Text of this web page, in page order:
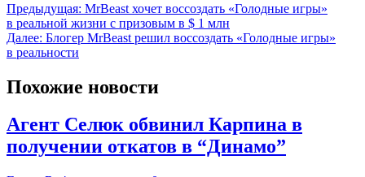
Предыдущая: MrBeast хочет воссоздать «Голодные игры»
в реальной жизни с призовым в $ 1 млн
Далее: Блогер MrBeast решил воссоздать «Голодные игры»
в реальности
Похожие новости
Агент Селюк обвинил Карпина в
получении откатов в “Динамо”